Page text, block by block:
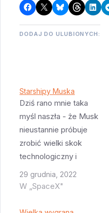
DODAJ DO ULUBIONYCH:
Starshipy Muska
Dziś rano mnie taka
myśl naszła - że Musk
nieustannie próbuje
zrobić wielki skok
technologiczny i
praktycznie za
każdym razem
tego nie da. Czasem
29 grudnia, 2022
W „SpaceX"